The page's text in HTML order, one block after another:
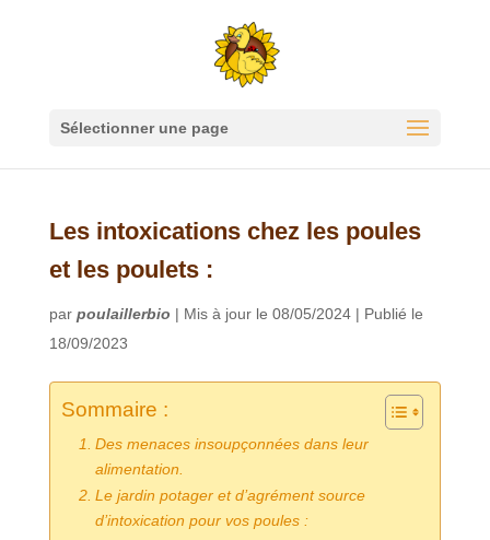
Sélectionner une page
Les intoxications chez les poules
et les poulets :
par poulaillerbio | Mis à jour le 08/05/2024 | Publié le
18/09/2023
Sommaire :
Des menaces insoupçonnées dans leur
alimentation.
Le jardin potager et d’agrément source
d’intoxication pour vos poules :